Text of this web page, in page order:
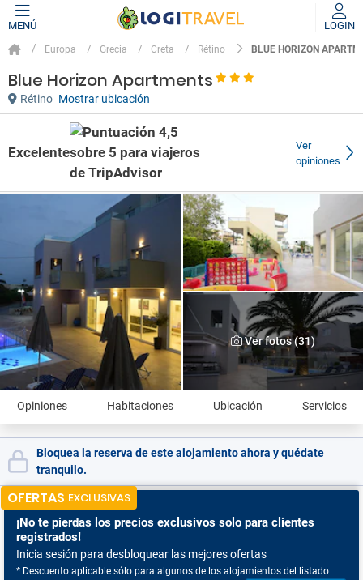
MENÚ LOGIN
Europa Grecia Creta Rétino BLUE HORIZON
Blue Horizon Apartments
Rétino Mostrar ubicación
Excelente
Ver
opiniones
Ver fotos (31)
Opiniones Habitaciones Ubicación Servicios
Bloquea la reserva de este alojamiento ahora y quédate
tranquilo.
OFERTAS EXCLUSIVAS
¡No te pierdas los precios exclusivos solo para clientes
registrados!
Inicia sesión para desbloquear las mejores ofertas
* Descuento aplicable sólo para algunos de los alojamientos del listado